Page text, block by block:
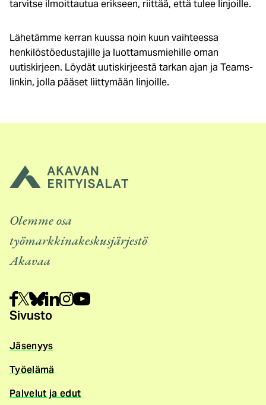
tarvitse ilmoittautua erikseen, riittää, että tulee linjoille.
Lähetämme kerran kuussa noin kuun vaihteessa
henkilöstöedustajille ja luottamusmiehille oman
uutiskirjeen. Löydät uutiskirjeestä tarkan ajan ja Teams-
linkin, jolla pääset liittymään linjoille.
Olemme osa
työmarkkinakeskusjärjestö
Akavaa
Sivusto
Jäsenyys
Työelämä
Palvelut ja edut